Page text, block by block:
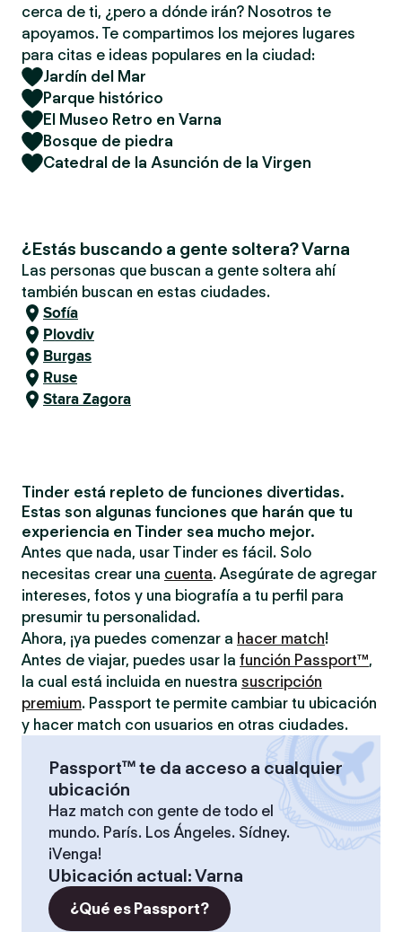
cerca de ti, ¿pero a dónde irán? Nosotros te
apoyamos. Te compartimos los mejores lugares
para citas e ideas populares en la ciudad:
Jardín del Mar
Parque histórico
El Museo Retro en Varna
Bosque de piedra
Catedral de la Asunción de la Virgen
¿Estás buscando a gente soltera? Varna
Las personas que buscan a gente soltera ahí
también buscan en estas ciudades.
Sofía
Plovdiv
Burgas
Ruse
Stara Zagora
Tinder está repleto de funciones divertidas.
Estas son algunas funciones que harán que tu
experiencia en Tinder sea mucho mejor.
Antes que nada, usar Tinder es fácil. Solo
necesitas crear una cuenta. Asegúrate de agregar
intereses, fotos y una biografía a tu perfil para
presumir tu personalidad.
Ahora, ¡ya puedes comenzar a hacer match!
Antes de viajar, puedes usar la función Passport™,
la cual está incluida en nuestra suscripción
premium. Passport te permite cambiar tu ubicación
y hacer match con usuarios en otras ciudades.
Passport™ te da acceso a cualquier
ubicación
Haz match con gente de todo el
mundo. París. Los Ángeles. Sídney.
¡Venga!
Ubicación actual:Varna
¿Qué es Passport?